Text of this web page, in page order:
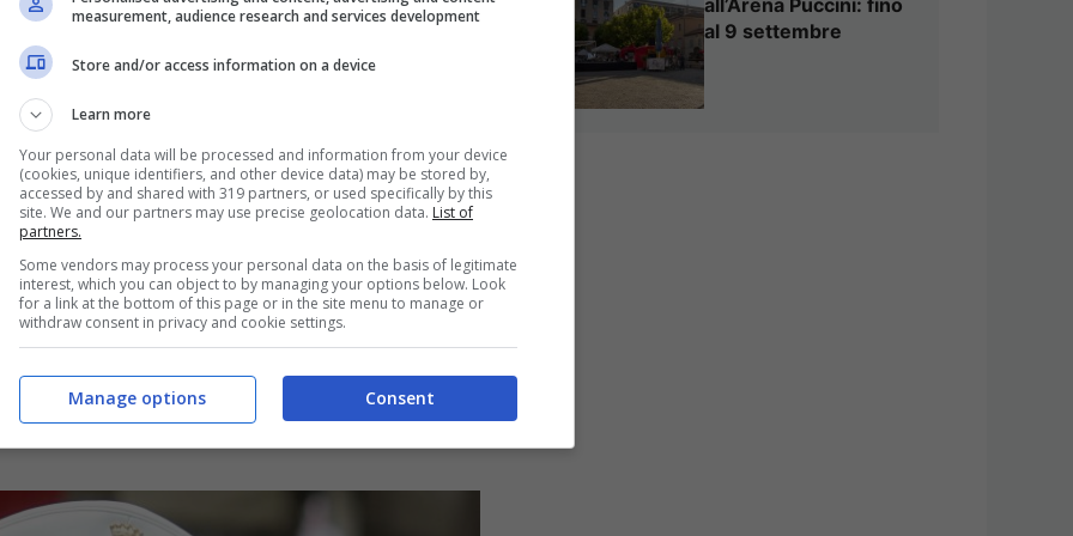
ed ha avuto i tre figli Christian, Chanel e
, molto conosciuta a Roma.
Blasi: bella come lei
con entusiasmo, stima ed anche
al doloroso divorzio che sta vivendo.
lavorativedi Ilary Blasi e dei suoi
realtà nella quale aveva fatto
di moltissime pubblicità. Il provino
si concedeva: se fosse andato male,
al 9 settembre
measurement, audience research and services development
Store and/or access information on a device
Learn more
Your personal data will be processed and information from your device
(cookies, unique identifiers, and other device data) may be stored by,
accessed by and shared with 319 partners, or used specifically by this
site. We and our partners may use precise geolocation data. List of
partners.
Some vendors may process your personal data on the basis of legitimate
interest, which you can object to by managing your options below. Look
for a link at the bottom of this page or in the site menu to manage or
withdraw consent in privacy and cookie settings.
Consent
Manage options